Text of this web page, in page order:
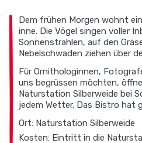
Dem frühen Morgen wohnt
inne. Die Vögel singen voller
Sonnenstrahlen, auf den
Nebelschwaden ziehen über
Für Ornithologinnen,
uns begrüssen möchten,
Naturstation Silberweide bei
jedem Wetter. Das Bistro hat
Ort: Naturstation Silberweide
Kosten: Eintritt in die